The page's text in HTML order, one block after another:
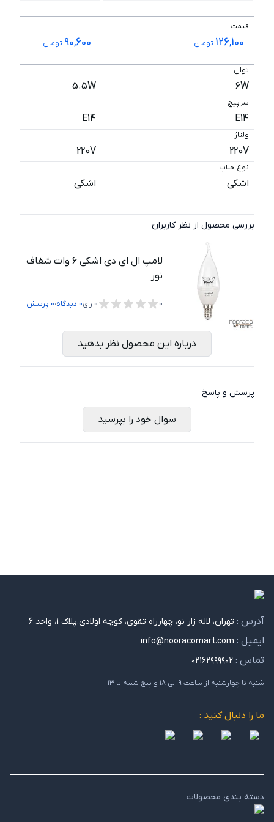
قیمت
126,100 تومان 90,600 تومان
توان
6W
5.5W
سرپیچ
E14
E14
ولتاژ
220V
220V
نوع حباب
اشکی اشکی
بررسی محصول از نظر کاربران
لامپ ال ای دی اشکی 6 وات شفاف
نور
0
0 رای0 دیدگاه،0 پرسش
درباره این محصول نظر بدهید
پرسش و پاسخ
سوال خود را بپرسید
آدرس : تهران، لاله زار نو، چهارراه تقوی، کوچه اولادی،پلاک 1، واحد 6
ایمیل : info@nooracomart.com
تماس : ۰۲۱۶۲۹۹۹۹۰۲
شنبه تا چهارشنبه از ساعت ۹ الی ۱۸ و پنج شنبه تا ۱۳
ما را دنبال کنید :
دسته بندی محصولات